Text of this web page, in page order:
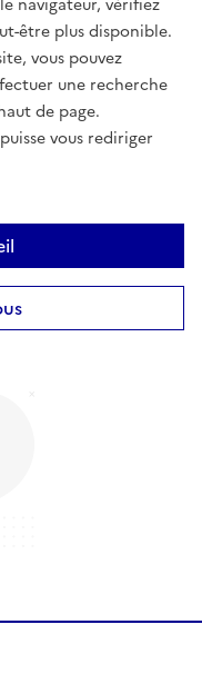
navigateur, vérifiez
être plus disponible.
vous pouvez
une recherche
de page.
vous rediriger